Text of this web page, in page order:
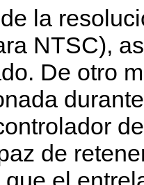
la
NTSC),
De otro
de